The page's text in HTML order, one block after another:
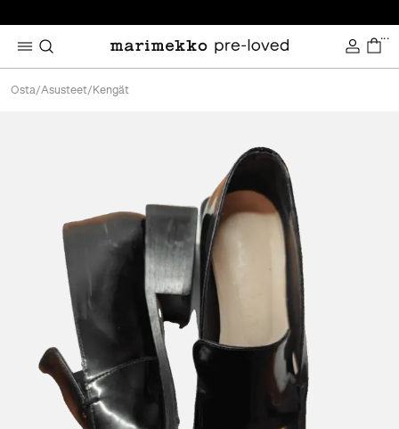
...
Osta/Asusteet/ Kengät